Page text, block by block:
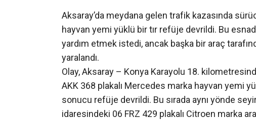
Aksaray’da meydana gelen trafik kazasında
hayvan yemi yüklü bir tır refüje devrildi. Bu
yardım etmek istedi, ancak başka bir araç
yaralandı.
Olay, Aksaray – Konya Karayolu 18.
AKK 368 plakalı Mercedes marka hayvan yemi
sonucu refüje devrildi. Bu sırada aynı yönde
idaresindeki 06 FRZ 429 plakalı Citroen marka